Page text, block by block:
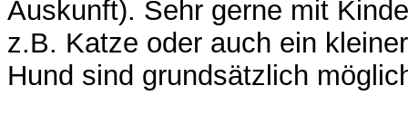
Auskunft). Sehr gerne mit
z.B. Katze oder auch ein
Hund sind grundsätzlich